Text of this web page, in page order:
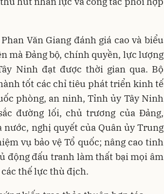
Văn Giang đánh giá cao và biểu
mà Đảng bộ, chính quyền, lực lượng
Ninh đạt được thời gian qua. Bộ
tốt các chỉ tiêu phát triển kinh tế
phòng, an ninh, Tỉnh ủy Tây Ninh
đường lối, chủ trương của Đảng,
nghị quyết của Quân ủy Trung
vụ bảo vệ Tổ quốc; nâng cao tinh
động đấu tranh làm thất bại mọi âm
thế lực thù địch.